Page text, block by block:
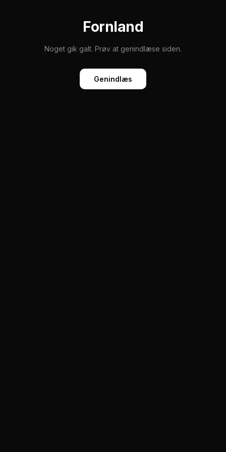
Fornland
Noget gik galt. Prøv at genindlæse siden.
Genindlæs